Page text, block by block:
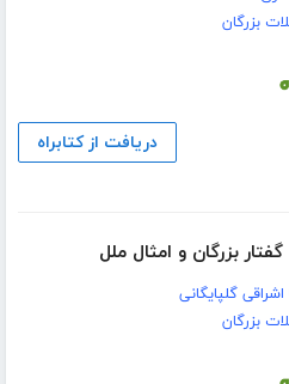
بزرگان
دریافت از کتابراه
بزرگان و امثال ملل
گلپایگانی
بزرگان